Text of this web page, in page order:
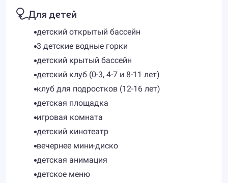
Для детей
детский открытый бассейн
3 детские водные горки
детский крытый бассейн
детский клуб (0-3, 4-7 и 8-11 лет)
клуб для подростков (12-16 лет)
детская площадка
игровая комната
детский кинотеатр
вечернее мини-диско
детская анимация
детское меню